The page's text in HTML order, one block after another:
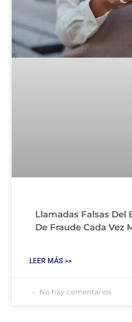
Llamadas Falsas Del
De Fraude Cada Vez
LEER MÁS >>
No hay comentarios